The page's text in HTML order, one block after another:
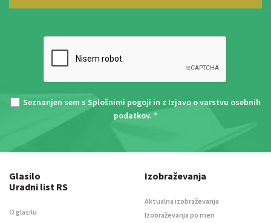
Seznanjen sem s Splošnimi pogoji in z Izjavo o varstvu osebnih
podatkov. *
Glasilo
Uradni list RS
O glasilu
Izobraževanja
Aktualna izobraževanja
Izobraževanja po meri